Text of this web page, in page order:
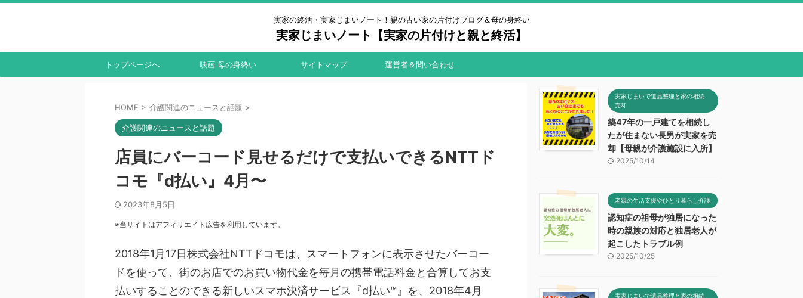
実家の終活・実家じまいノート！親の古い家の片付けブログ＆母の身終い
実家じまいノート【実家の片付けと親と終活】
トップページへ 映画 母の身終い サイトマップ 運営者＆問い合わせ
HOME > 介護関連のニュースと話題 >
介護関連のニュースと話題
店員にバーコード見せるだけで支払いできるNTTド
コモ『d払い』4月〜
2023年8月5日
※当サイトはアフィリエイト広告を利用しています。
2018年1月17日株式会社NTTドコモは、スマートフォンに表示させたバーコー
ドを使って、街のお店でのお買い物代金を毎月の携帯電話料金と合算してお支
払いすることのできる新しいスマホ決済サービス『d払い™』を、2018年4月
実家じまいで遺品整理と家の相続
売却
築47年の一戸建てを相続し
たが住まない長男が実家を売
却【母親が介護施設に入所】
2025/10/14
老親の生活支援やひとり暮らし介護
認知症の祖母が独居になった
時の親族の対応と独居老人が
起こしたトラブル例
2025/10/25
実家じまいで遺品整理と家の相続